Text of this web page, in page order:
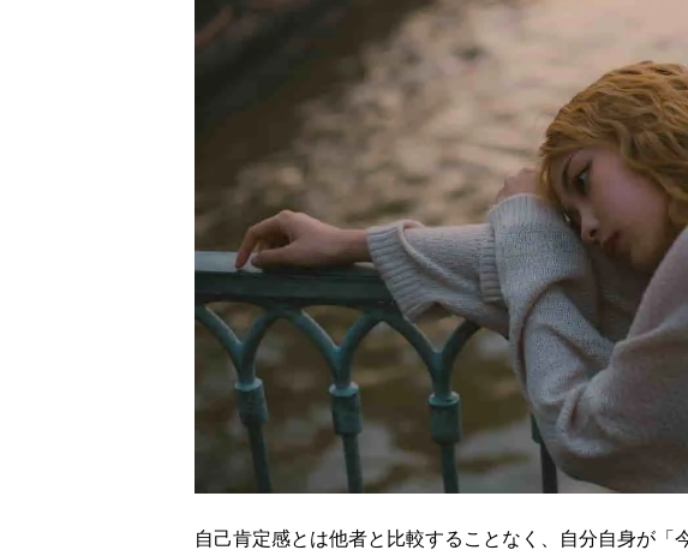
自己肯定感とは他者と比較することなく、自分自身が「